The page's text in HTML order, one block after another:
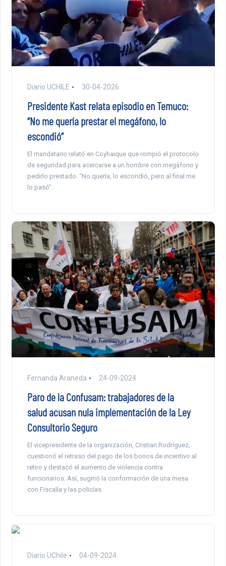
Diario UCHILE 30-04-2026
Presidente Kast relata episodio en Temuco:
“No me quería prestar el megáfono, lo
escondió”
El mandatario relató en Coyhaique que rompió el protocolo
de seguridad para acercarse a un hombre con megáfono y
pedirlo prestado: “No quería, lo escondió, pero al final me
lo pasó”.
Fernanda Araneda 24-09-2024
Paro de la Confusam: trabajadores de la
salud acusan nula implementación de la Ley
Consultorio Seguro
El vicepresidente de la organización, Cristian Rodríguez,
cuestionó el retraso del pago de los bonos de incentivo al
retiro y destacó el aumento de violencia contra
funcionarios. Así, sugirió la conformación de una mesa
con Fiscalía y las policías.
Diario UChile 04-09-2024